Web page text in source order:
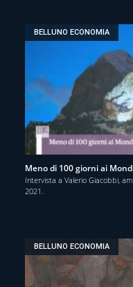
BELLUNO ECONOMIA
Meno di 100 giorni ai
Intervista a Valerio Giacobbi,
2021.
BELLUNO ECONOMIA